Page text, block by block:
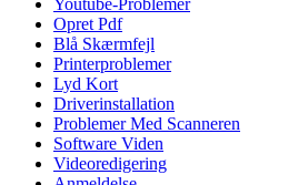
Youtube-Problemer
Opret Pdf
Blå Skærmfejl
Printerproblemer
Lyd Kort
Driverinstallation
Problemer Med Scanneren
Software Viden
Videoredigering